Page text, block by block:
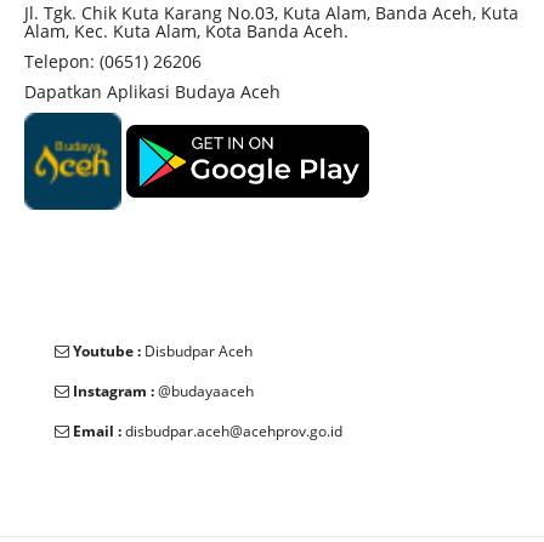
Jl. Tgk. Chik Kuta Karang No.03, Kuta Alam, Banda Aceh, Kuta
Alam, Kec. Kuta Alam, Kota Banda Aceh.
Telepon: (0651) 26206
Dapatkan Aplikasi Budaya Aceh
Youtube : Disbudpar Aceh
Instagram :@budayaaceh
Email :disbudpar.aceh@acehprov.go.id